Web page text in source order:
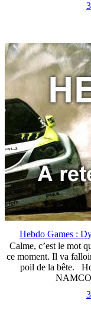
Hebdo Games :
Calme, c’est le mot
ce moment. Il va
poil de la bête.
NAMCO